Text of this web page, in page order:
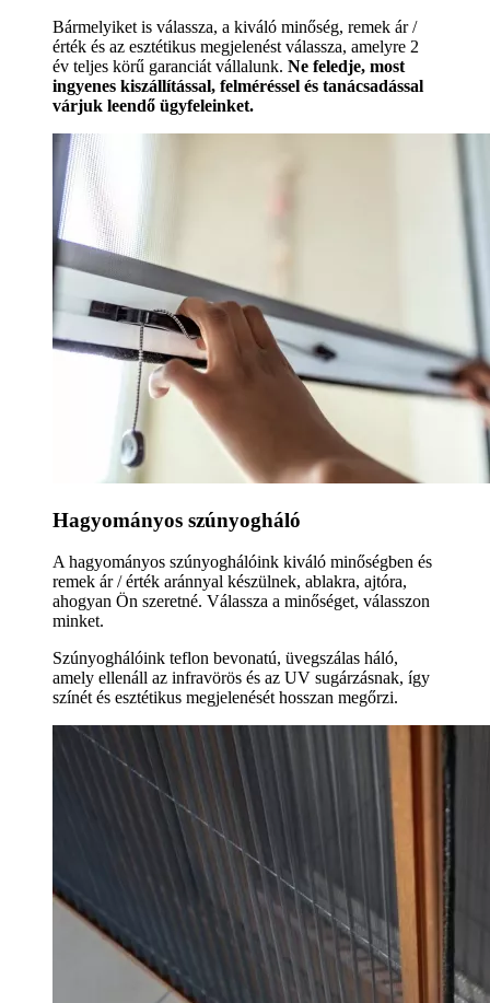
Bármelyiket is válassza, a kiváló minőség, remek ár /
érték és az esztétikus megjelenést válassza, amelyre 2
év teljes körű garanciát vállalunk. Ne feledje, most
ingyenes kiszállítással, felméréssel és tanácsadással
várjuk leendő ügyfeleinket.
Hagyományos szúnyogháló
A hagyományos szúnyoghálóink kiváló minőségben és
remek ár / érték aránnyal készülnek, ablakra, ajtóra,
ahogyan Ön szeretné. Válassza a minőséget, válasszon
minket.
Szúnyoghálóink teflon bevonatú, üvegszálas háló,
amely ellenáll az infravörös és az UV sugárzásnak, így
színét és esztétikus megjelenését hosszan megőrzi.